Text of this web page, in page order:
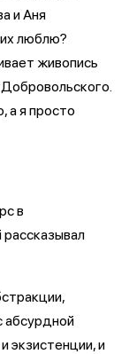
и Аня
люблю?
живопись
а я просто
в
абсурдной
экзистенции, и